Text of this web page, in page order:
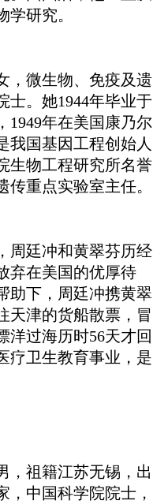
研究。
，微生物、免疫及遗
士。她1944年毕业于
1949年在美国康乃尔
我国基因工程创始人
生物工程研究所名誉
重点实验室主任。
周廷冲和黄翠芬历经
弃在美国的优厚待
助下，周廷冲携黄翠
天津的货船散票，冒
洋过海历时56天才回
疗卫生教育事业，是
，祖籍江苏无锡，出
，中国科学院院士，